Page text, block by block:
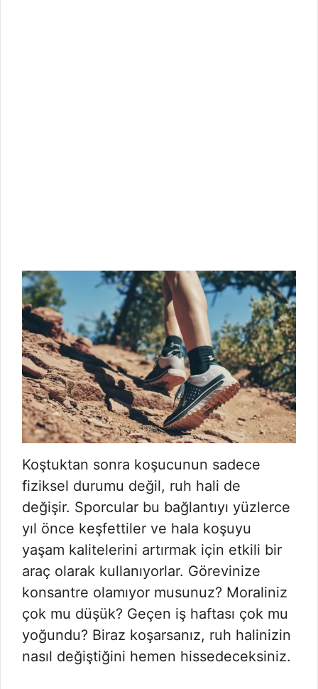
Koştuktan sonra koşucunun sadece
fiziksel durumu değil, ruh hali de
değişir. Sporcular bu bağlantıyı yüzlerce
yıl önce keşfettiler ve hala koşuyu
yaşam kalitelerini artırmak için etkili bir
araç olarak kullanıyorlar. Görevinize
konsantre olamıyor musunuz? Moraliniz
çok mu düşük? Geçen iş haftası çok mu
yoğundu? Biraz koşarsanız, ruh halinizin
nasıl değiştiğini hemen hissedeceksiniz.